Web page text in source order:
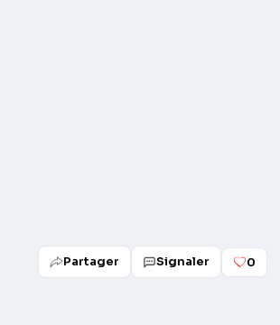
Partager Signaler 0